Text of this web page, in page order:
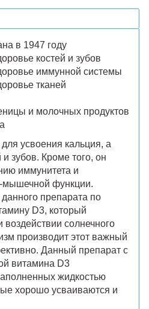
в 1947 году
костей и зубов
иммунной системы
тканей
и молочных продуктов
усвоения кальция, а
зубов. Кроме того, он
иммунитета и
мышечной функции.
препарата по
D3, который
солнечного
производит этот важный
Данный препарат с
витамина D3
жидкостью
хорошо усваиваются и